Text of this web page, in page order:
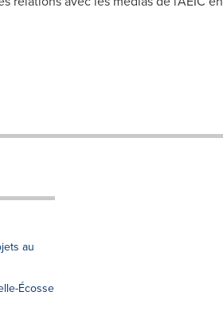
au
Écosse